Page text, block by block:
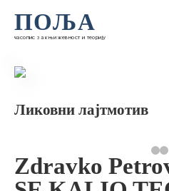
ПОЉА
часопис за књижевност и теорију
Ликовни лајтмотив
Zdravko